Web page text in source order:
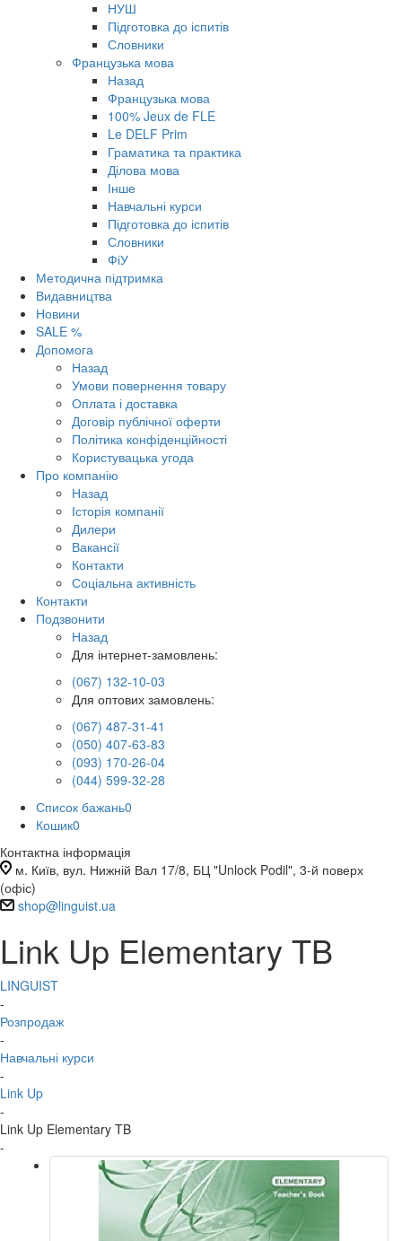
НУШ
Підготовка до іспитів
Словники
Французька мова
Назад
Французька мова
100% Jeux de FLE
Le DELF Prim
Граматика та практика
Ділова мова
Інше
Навчальні курси
Підготовка до іспитів
Словники
ФіУ
Методична підтримка
Видавництва
Новини
SALE %
Допомога
Назад
Умови повернення товару
Оплата і доставка
Договір публічної оферти
Політика конфіденційності
Користувацька угода
Про компанію
Назад
Історія компанії
Дилери
Вакансії
Контакти
Соціальна активність
Контакти
Подзвонити
Назад
Для інтернет-замовлень:
(067) 132-10-03
Для оптових замовлень:
(067) 487-31-41
(050) 407-63-83
(093) 170-26-04
(044) 599-32-28
Список бажань0
Кошик0
Контактна інформація
м. Київ, вул. Нижній Вал 17/8, БЦ "Unlock Podil", 3-й поверх
(офіс)
shop@linguist.ua
Link Up Elementary TB
LINGUIST
-
Розпродаж
-
Навчальні курси
-
Link Up
-
Link Up Elementary TB
-